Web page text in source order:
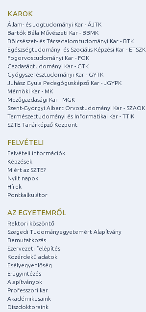
KAROK
Állam- és Jogtudományi Kar - ÁJTK
Bartók Béla Művészeti Kar - BBMK
Bölcsészet- és Társadalomtudományi Kar - BTK
Egészségtudományi és Szociális Képzési Kar - ETSZK
Fogorvostudományi Kar - FOK
Gazdaságtudományi Kar - GTK
Gyógyszerésztudományi Kar - GYTK
Juhász Gyula Pedagógusképző Kar - JGYPK
Mérnöki Kar - MK
Mezőgazdasági Kar - MGK
Szent-Györgyi Albert Orvostudományi Kar - SZAOK
Természettudományi és Informatikai Kar - TTIK
SZTE Tanárképző Központ
FELVÉTELI
Felvételi információk
Képzések
Miért az SZTE?
Nyílt napok
Hírek
Pontkalkulátor
AZ EGYETEMRŐL
Rektori köszöntő
Szegedi Tudományegyetemért Alapítvány
Bemutatkozás
Szervezeti felépítés
Közérdekű adatok
Esélyegyenlőség
E-ügyintézés
Alapítványok
Professzori kar
Akadémikusaink
Díszdoktoraink